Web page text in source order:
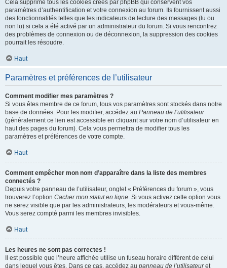
Cela supprime tous les cookies créés par phpBB qui conservent vos
paramètres d’authentification et votre connexion au forum. Ils fournissent aussi
des fonctionnalités telles que les indicateurs de lecture des messages (lu ou
non lu) si cela a été activé par un administrateur du forum. Si vous rencontrez
des problèmes de connexion ou de déconnexion, la suppression des cookies
pourrait les résoudre.
Haut
Paramètres et préférences de l’utilisateur
Comment modifier mes paramètres ?
Si vous êtes membre de ce forum, tous vos paramètres sont stockés dans notre
base de données. Pour les modifier, accédez au Panneau de l’utilisateur
(généralement ce lien est accessible en cliquant sur votre nom d’utilisateur en
haut des pages du forum). Cela vous permettra de modifier tous les
paramètres et préférences de votre compte.
Haut
Comment empêcher mon nom d’apparaître dans la liste des membres
connectés ?
Depuis votre panneau de l’utilisateur, onglet « Préférences du forum », vous
trouverez l’option Cacher mon statut en ligne. Si vous activez cette option vous
ne serez visible que par les administrateurs, les modérateurs et vous-même.
Vous serez compté parmi les membres invisibles.
Haut
Les heures ne sont pas correctes !
Il est possible que l’heure affichée utilise un fuseau horaire différent de celui
dans lequel vous êtes. Dans ce cas, accédez au panneau de l’utilisateuret